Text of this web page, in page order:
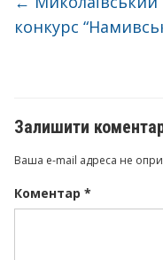
конкурс
Залишити
Ваша e-mail адреса не
Коментар *